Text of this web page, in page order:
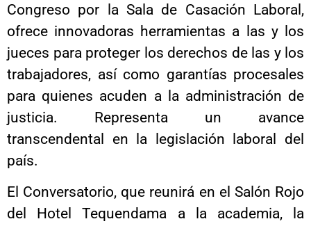
Congreso por la Sala de Casación Laboral,
ofrece innovadoras herramientas a las y los
jueces para proteger los derechos de las y los
trabajadores, así como garantías procesales
para quienes acuden a la administración de
justicia. Representa un avance
transcendental en la legislación laboral del
país.
El Conversatorio, que reunirá en el Salón Rojo
del Hotel Tequendama a la academia, la